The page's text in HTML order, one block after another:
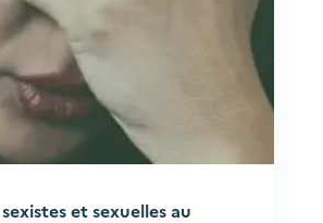
et sexuelles au